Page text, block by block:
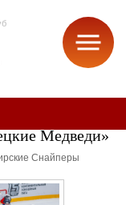
Медведи»
Снайперы